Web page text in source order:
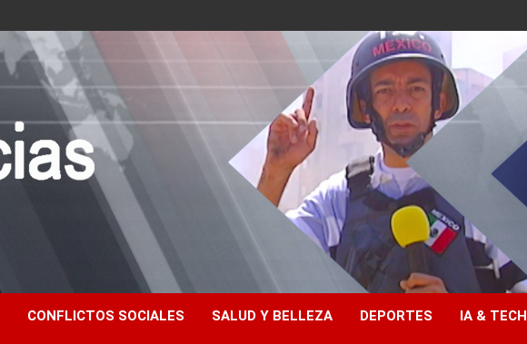
CONFLICTOS SOCIALES SALUD Y BELLEZA DEPORTES IA & TECH